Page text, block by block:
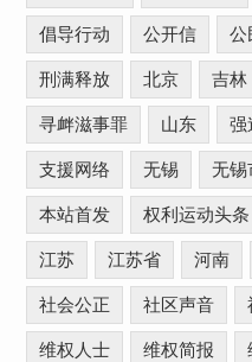
倡导行动 公开信 公
刑满释放 北京 吉林
寻衅滋事罪 山东 强
支援网络 无锡 无锡
本站首发 权利运动头条
江苏 江苏省 河南
社会公正 社区声音
维权人士 维权简报